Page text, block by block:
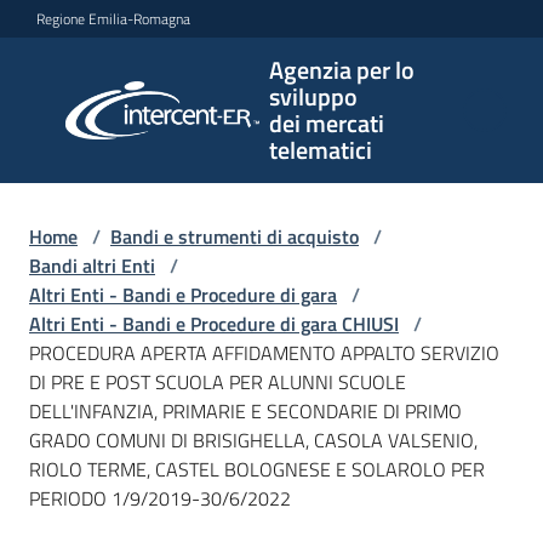
Vai al contenuto
Vai alla navigazione
Vai al footer
Regione Emilia-Romagna
Agenzia per lo
sviluppo
dei mercati
telematici
per lo
sviluppo
telematici
L'Agenzia
Bandi
e
strumenti
Home / Bandi e strumenti di acquisto /
Bandi altri Enti /
Altri Enti - Bandi e Procedure di gara /
Altri Enti - Bandi e Procedure di gara CHIUSI /
PROCEDURA APERTA AFFIDAMENTO APPALTO SERVIZIO
DI PRE E POST SCUOLA PER ALUNNI SCUOLE
DELL'INFANZIA, PRIMARIE E SECONDARIE DI PRIMO
GRADO COMUNI DI BRISIGHELLA, CASOLA VALSENIO,
RIOLO TERME, CASTEL BOLOGNESE E SOLAROLO PER
PERIODO 1/9/2019-30/6/2022